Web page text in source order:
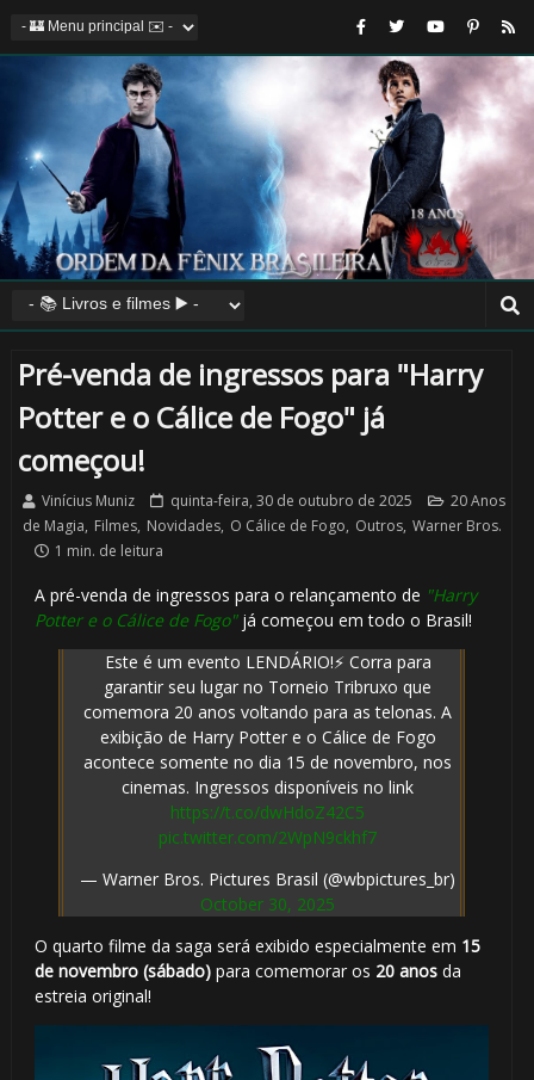
Pré-venda de ingressos para "Harry
Potter e o Cálice de Fogo" já
começou!
Vinícius Muniz quinta-feira, 30 de outubro de 2025
20 Anos
de Magia, Filmes, Novidades, O Cálice de Fogo, Outros, Warner Bros.
1 min. de leitura
A pré-venda de ingressos para o relançamento de "Harry
Potter e o Cálice de Fogo"já começou em todo o Brasil!
Este é um evento LENDÁRIO!⚡ Corra para
garantir seu lugar no Torneio Tribruxo que
comemora 20 anos voltando para as telonas. A
exibição de Harry Potter e o Cálice de Fogo
acontece somente no dia 15 de novembro, nos
cinemas. Ingressos disponíveis no link
https://t.co/dwHdoZ42C5
pic.twitter.com/2WpN9ckhf7
— Warner Bros. Pictures Brasil (@wbpictures_br)
October 30, 2025
O quarto filme da saga será exibido especialmente em 15
de novembro (sábado)para comemorar os 20 anosda
estreia original!
🎈
🎈